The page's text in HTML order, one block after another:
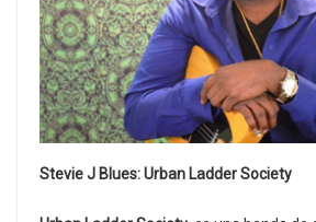
Stevie J Blues: Urban Ladder Society